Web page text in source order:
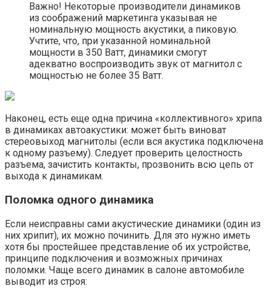
Важно! Некоторые производители динамиков
из соображений маркетинга указывая не
номинальную мощность акустики, а пиковую.
Учтите, что, при указанной номинальной
мощности в 350 Ватт, динамики смогут
адекватно воспроизводить звук от магнитол с
мощностью не более 35 Ватт.
Наконец, есть еще одна причина «коллективного» хрипа
в динамиках автоакустики: может быть виноват
стереовыход магнитолы (если вся акустика подключена
к одному разъему). Следует проверить целостность
разъема, зачистить контакты, прозвонить всю цепь от
выхода к динамикам.
Поломка одного динамика
Если неисправны сами акустические динамики (один из
них хрипит), их можно починить. Для это нужно иметь
хотя бы простейшее представление об их устройстве,
принципе подключения и возможных причинах
поломки. Чаще всего динамик в салоне автомобиле
выводит из строя: